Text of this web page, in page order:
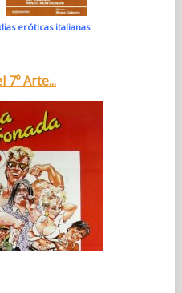
eróticas italianas
7º Arte...